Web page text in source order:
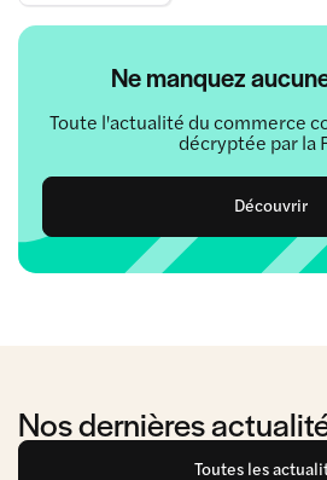
Ne manquez
Toute l'actualité du commerce
décryptée par la
Découvrir
Nos dernières
Toutes les